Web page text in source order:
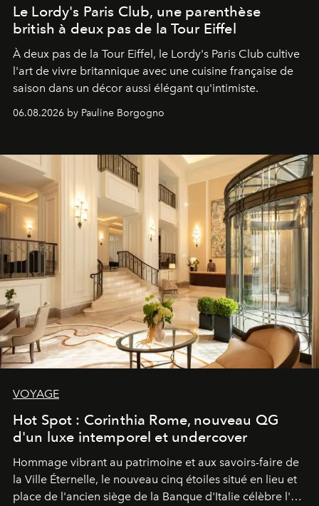
Le Lordy's Paris Club, une parenthèse
british à deux pas de la Tour Eiffel
À deux pas de la Tour Eiffel, le Lordy's Paris Club cultive
l'art de vivre britannique avec une cuisine française de
saison dans un décor aussi élégant qu'intimiste.
06.08.2026 by Pauline Borgogno
VOYAGE
Hot Spot : Corinthia Rome, nouveau QG
d'un luxe intemporel et undercover
Hommage vibrant au patrimoine et aux savoirs-faire de
la Ville Éternelle, le nouveau cinq étoiles situé en lieu et
place de l'ancien siège de la Banque d'Italie célèbre l'art